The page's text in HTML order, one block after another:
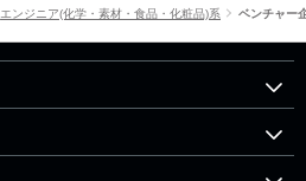
エンジニア(化学・素材・食品・化粧品)系 ベンチャー